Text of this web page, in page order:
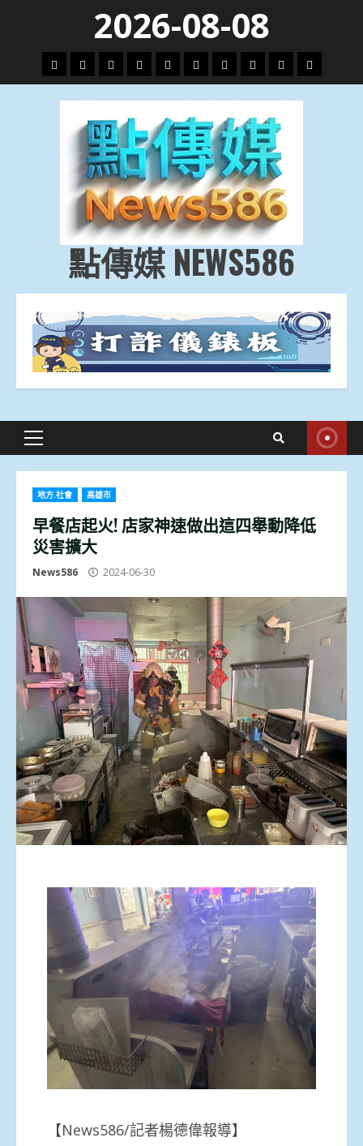
content
2026-08-08
頭
條
財
經
地
方.
會
文
教.
技
專
題
娛
樂
劇
政
治
國
際
運
動
生
活
點傳媒 NEWS586
Primary
地方.社會 高雄市
早餐店起火! 店家神速做出這四舉動降低
災害擴大
News586 2024-06-30
【News586/記者楊德偉報導】